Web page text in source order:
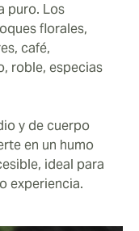
puro. Los
florales,
café,
roble, especias
y de cuerpo
en un humo
ideal para
experiencia.